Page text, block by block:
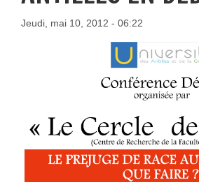
Jeudi, mai 10, 2012 - 06:22